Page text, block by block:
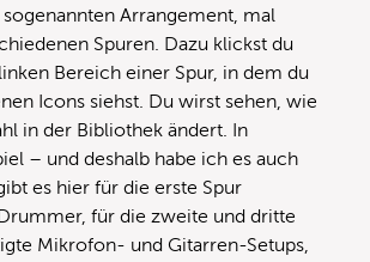
Arrangement, mal
Spuren. Dazu klickst du
Bereich einer Spur, in dem du
Icons siehst. Du wirst sehen, wie
in der Bibliothek ändert. In
– und deshalb habe ich es auch
es hier für die erste Spur
für die zweite und dritte
Mikrofon- und Gitarren-Setups,